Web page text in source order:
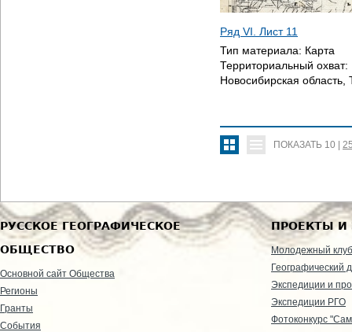
Ряд VI. Лист 11
Тип материала: Карта
Территориальный охват:
Новосибирская область,
ПОКАЗАТЬ 10
РУССКОЕ ГЕОГРАФИЧЕСКОЕ
ОБЩЕСТВО
Основной сайт Общества
Регионы
Гранты
События
ПРОЕКТЫ И
Молодежный клуб
Географический
Экспедиции и
Экспедиции РГО
Фотоконкурс